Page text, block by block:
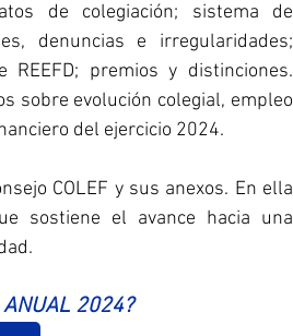
de colegiación; sistema de
denuncias e irregularidades;
REEFD; premios y distinciones.
sobre evolución colegial, empleo
del ejercicio 2024.
COLEF y sus anexos. En ella
sostiene el avance hacia una
ANUAL 2024?